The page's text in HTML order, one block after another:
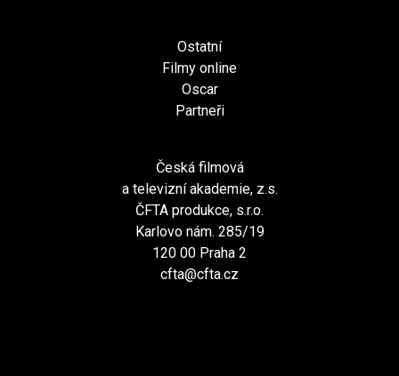
Ostatní
Filmy online
Oscar
Partneři
Česká filmová
a televizní akademie, z.s.
ČFTA produkce, s.r.o.
Karlovo nám. 285/19
120 00 Praha 2
cfta@cfta.cz